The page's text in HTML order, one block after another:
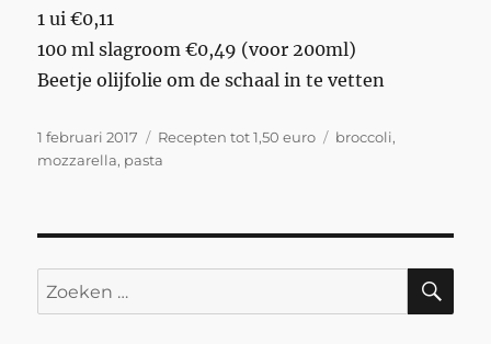
1 ui €0,11
100 ml slagroom €0,49 (voor 200ml)
Beetje olijfolie om de schaal in te vetten
Geplaatst
op
1 februari 2017 Categorieën
Recepten tot 1,50 euro Tags
broccoli,
mozzarella, pasta
Zoeken
naar: